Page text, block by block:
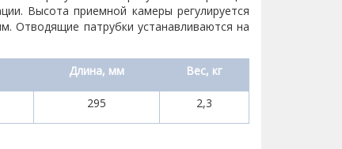
Высота приемной камеры регулируется
Отводящие патрубки устанавливаются на
Длина, мм Вес, кг
295 2,3